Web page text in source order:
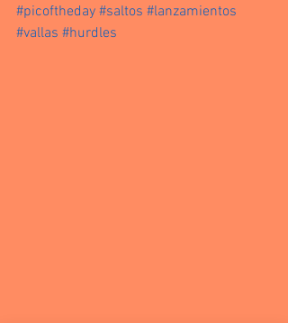
#picoftheday #saltos #lanzamientos
#vallas #hurdles